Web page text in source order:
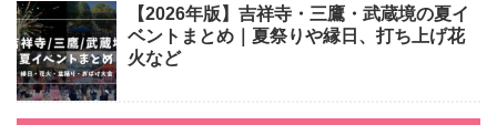
【2026年版】吉祥寺・三鷹・武蔵境の夏イ
ベントまとめ｜夏祭りや縁日、打ち上げ花
火など